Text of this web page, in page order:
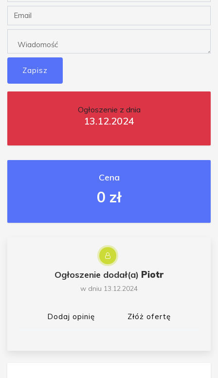
Zapisz
Ogłoszenie z dnia
13.12.2024
Cena
0 zł
Ogłoszenie dodał(a) Piotr
w dniu 13.12.2024
Dodaj opinię Złóż ofertę